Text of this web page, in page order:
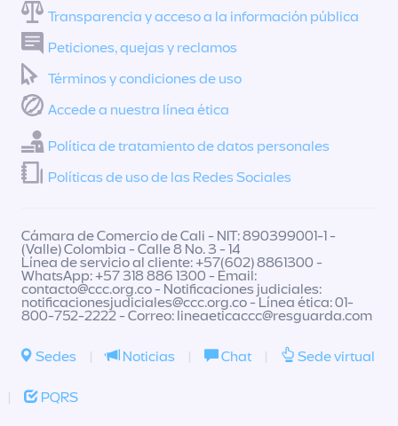
Transparencia y acceso a la información pública
Peticiones, quejas y reclamos
Términos y condiciones de uso
Accede a nuestra línea ética
Política de tratamiento de datos personales
Políticas de uso de las Redes Sociales
Cámara de Comercio de Cali - NIT: 890399001-1 -
(Valle) Colombia - Calle 8 No. 3 - 14
Línea de servicio al cliente: +57(602) 8861300 -
WhatsApp: +57 318 886 1300 - Email:
contacto@ccc.org.co- Notificaciones judiciales:
notificacionesjudiciales@ccc.org.co- Línea ética: 01-
800-752-2222 - Correo: lineaeticaccc@resguarda.com
Sedes | Noticias | Chat | Sede virtual
| PQRS